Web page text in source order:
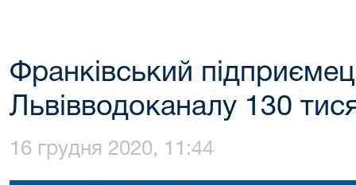
Франківський
Львівводоканалу 130
16 грудня 2020, 11:44